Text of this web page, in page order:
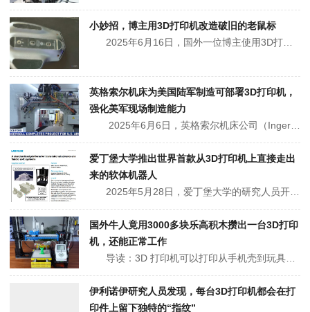
小妙招，博主用3D打印机改造破旧的老鼠标
英格索尔机床为美国陆军制造可部署3D打印机，
强化美军现场制造能力
爱丁堡大学推出世界首款从3D打印机上直接走出
来的软体机器人
国外牛人竟用3000多块乐高积木攒出一台3D打印
机，还能正常工作
伊利诺伊研究人员发现，每台3D打印机都会在打
印件上留下独特的“指纹”